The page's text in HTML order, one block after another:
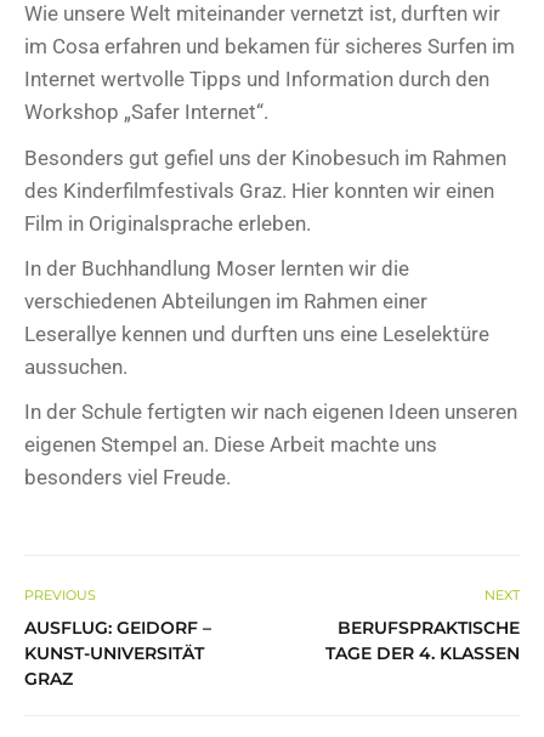
Wie unsere Welt miteinander vernetzt ist, durften wir
im Cosa erfahren und bekamen für sicheres Surfen im
Internet wertvolle Tipps und Information durch den
Workshop „Safer Internet“.
Besonders gut gefiel uns der Kinobesuch im Rahmen
des Kinderfilmfestivals Graz. Hier konnten wir einen
Film in Originalsprache erleben.
In der Buchhandlung Moser lernten wir die
verschiedenen Abteilungen im Rahmen einer
Leserallye kennen und durften uns eine Leselektüre
aussuchen.
In der Schule fertigten wir nach eigenen Ideen unseren
eigenen Stempel an. Diese Arbeit machte uns
besonders viel Freude.
PREVIOUS
AUSFLUG: GEIDORF –
KUNST-UNIVERSITÄT
GRAZ
NEXT
BERUFSPRAKTISCHE
TAGE DER 4. KLASSEN